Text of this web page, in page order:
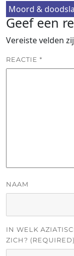
Moord &
Geef een
Vereiste velden
REACTIE *
NAAM
IN WELK
ZICH? (REQUIRED)